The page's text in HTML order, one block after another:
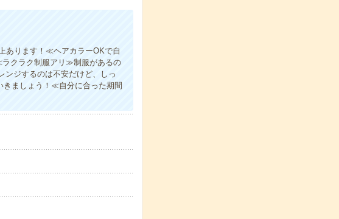
あります！≪ヘアカラーOKで自
クラク制服アリ≫制服があるの
ジするのは不安だけど、しっ
きましょう！≪自分に合った期間